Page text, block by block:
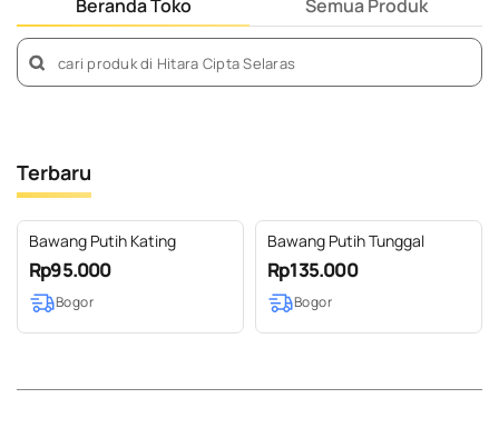
Beranda Toko Semua Produk
Terbaru
Bawang Putih Kating
Rp95.000
Bogor
Bawang Putih Tunggal
Rp135.000
Bogor